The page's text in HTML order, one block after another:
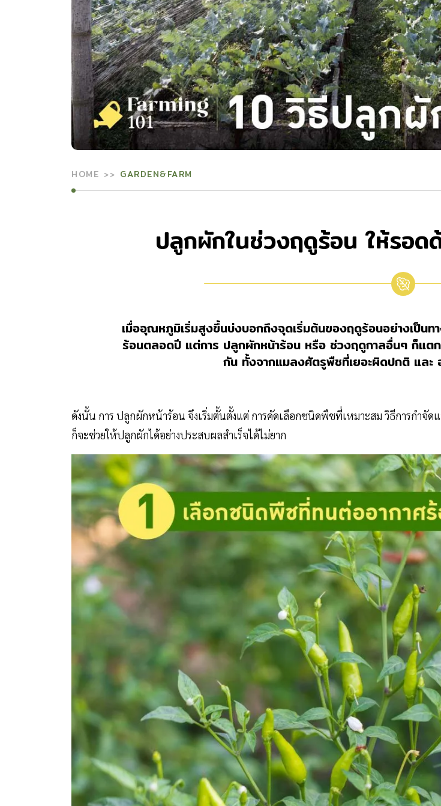
HOME GARDEN&FARM
ปลูกผักในช่วงฤดูร้อน ให้รอด
เมื่ออุณหภูมิเริ่มสูงขึ้นบ่งบอกถึงจุดเริ่มต้นของฤดูร้อนอย่างเป็นท
ร้อนตลอดปี แต่การ ปลูกผักหน้าร้อน หรือ ช่วงฤดูกาลอื่นๆ ก็แต
กัน ทั้งจากแมลงศัตรูพืชที่เยอะผิดปกติ และ
ดังนั้น การ ปลูกผักหน้าร้อน จึงเริ่มตั้นตั้งแต่ การคัดเลือกชนิดพืชที่เหมาะสม วิธีการกำจัด
ก็จะช่วยให้ปลูกผักได้อย่างประสบผลสำเร็จได้ไม่ยาก